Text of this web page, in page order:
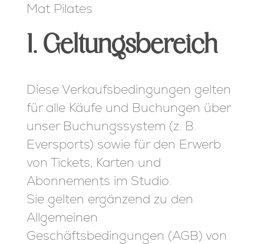
ÜBER UNS
EVENTS
Mat Pilates
1. Geltungsbereich
Diese Verkaufsbedingungen gelten
für alle Käufe und Buchungen über
unser Buchungssystem (z. B.
Eversports) sowie für den Erwerb
von Tickets, Karten und
Abonnements im Studio.
Sie gelten ergänzend zu den
Allgemeinen
Geschäftsbedingungen (AGB) von